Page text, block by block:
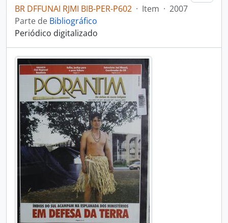
BR DFFUNAI RJMI BIB-PER-P602 · Item · 2007
Parte de Bibliográfico
Periódico digitalizado